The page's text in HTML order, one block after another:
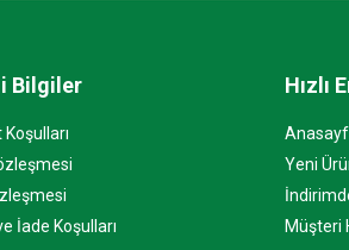
Bilgiler
İade Koşulları
Hızlı
Yeni
Müşteri